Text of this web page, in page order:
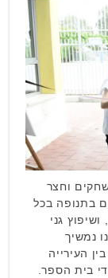
וחצר
בתנופה בכל
גני
נמשיך
העירייה
בית הספר.